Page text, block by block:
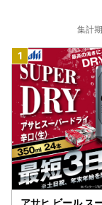
集計